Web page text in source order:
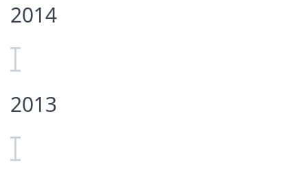
2014
2013